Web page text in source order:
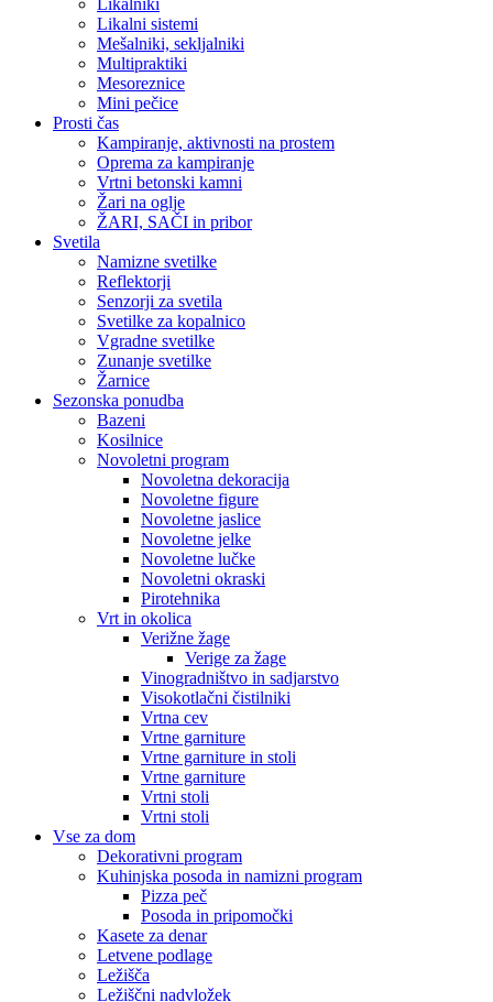
Likalniki
Likalni sistemi
Mešalniki, sekljalniki
Multipraktiki
Mesoreznice
Mini pečice
Prosti čas
Kampiranje, aktivnosti na prostem
Oprema za kampiranje
Vrtni betonski kamni
Žari na oglje
ŽARI, SAČI in pribor
Svetila
Namizne svetilke
Reflektorji
Senzorji za svetila
Svetilke za kopalnico
Vgradne svetilke
Zunanje svetilke
Žarnice
Sezonska ponudba
Bazeni
Kosilnice
Novoletni program
Novoletna dekoracija
Novoletne figure
Novoletne jaslice
Novoletne jelke
Novoletne lučke
Novoletni okraski
Pirotehnika
Vrt in okolica
Verižne žage
Verige za žage
Vinogradništvo in sadjarstvo
Visokotlačni čistilniki
Vrtna cev
Vrtne garniture
Vrtne garniture in stoli
Vrtne garniture
Vrtni stoli
Vrtni stoli
Vse za dom
Dekorativni program
Kuhinjska posoda in namizni program
Pizza peč
Posoda in pripomočki
Kasete za denar
Letvene podlage
Ležišča
Ležiščni nadvložek